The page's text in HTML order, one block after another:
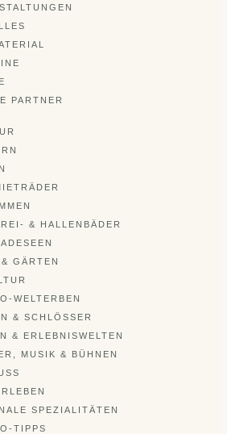
PARTNER
& HALLENBÄDER
GÄRTEN
WELTERBEN
& SCHLÖSSER
& ERLEBNISWELTEN
MUSIK & BÜHNEN
SPEZIALITÄTEN
TIPPS